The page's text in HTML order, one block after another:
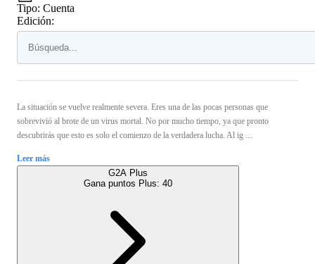
Tipo: Cuenta
Edición:
La situación se vuelve realmente severa. Eres una de las pocas personas que
sobrevivió al brote de un virus mortal. No por mucho tiempo, ya que pronto
descubrirás que esto es solo el comienzo de la verdadera lucha. Al ig ...
Leer más
G2A Plus
Gana puntos Plus: 40